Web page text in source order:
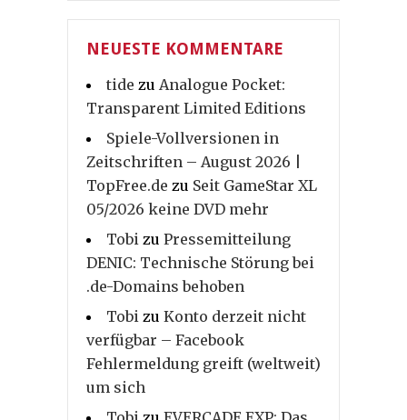
NEUESTE KOMMENTARE
tide zu Analogue Pocket:
Transparent Limited Editions
Spiele-Vollversionen in
Zeitschriften – August 2026 |
TopFree.de zu Seit GameStar XL
05/2026 keine DVD mehr
Tobi zu Pressemitteilung
DENIC: Technische Störung bei
.de-Domains behoben
Tobi zu Konto derzeit nicht
verfügbar – Facebook
Fehlermeldung greift (weltweit)
um sich